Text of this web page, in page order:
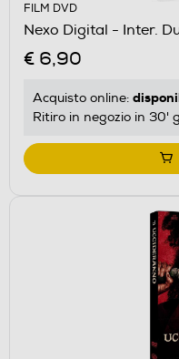
FILM DVD
Nexo Digital - Inter.
€ 6,90
Acquisto online:
Ritiro in negozio in 30'